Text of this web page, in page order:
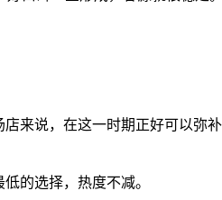
店来说，在这一时期正好可以弥
的选择，热度不减。